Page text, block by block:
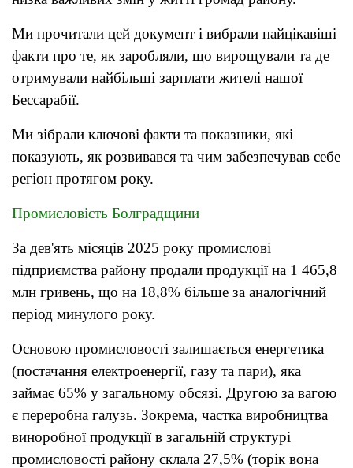
Ми прочитали цей документ і вибрали найцікавіші
факти про те, як заробляли, що вирощували та де
отримували найбільші зарплати жителі нашої
Бессарабії.
Ми зібрали ключові факти та показники, які
показують, як розвивався та чим забезпечував себе
регіон протягом року.
Промисловість Болградщини
За дев'ять місяців 2025 року промислові
підприємства району продали продукції на 1 465,8
млн гривень, що на 18,8% більше за аналогічний
період минулого року.
Основою промисловості залишається енергетика
(постачання електроенергії, газу та пари), яка
займає 65% у загальному обсязі. Другою за вагою
є переробна галузь. Зокрема, частка виробництва
виноробної продукції в загальній структурі
промисловості району склала 27,5% (торік вона